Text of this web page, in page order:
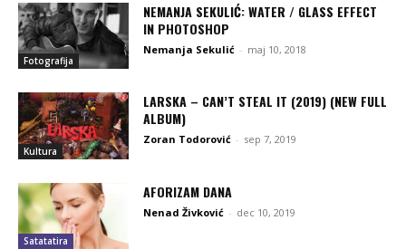
Fotografija
NEMANJA SEKULIĆ: WATER / GLASS EFFECT
IN PHOTOSHOP
Nemanja Sekulić - maj 10, 2018
Kultura
LARSKA – CAN’T STEAL IT (2019) (NEW FULL
ALBUM)
Zoran Todorović - sep 7, 2019
Satatatira
AFORIZAM DANA
Nenad Živković - dec 10, 2019